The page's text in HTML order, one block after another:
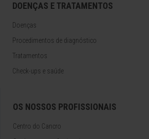
DOENÇAS E TRATAMENTOS
Doenças
Procedimentos de diagnóstico
Tratamentos
Check-ups e saúde
OS NOSSOS PROFISSIONAIS
Centro do Cancro